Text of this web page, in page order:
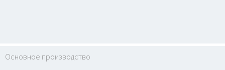
Основное производство